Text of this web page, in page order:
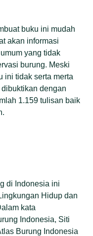
buku ini mudah
akan informasi
yang tidak
burung. Meski
ini tidak serta merta
dengan
1.159 tulisan baik
di Indonesia ini
Hidup dan
kata
Indonesia, Siti
Burung Indonesia